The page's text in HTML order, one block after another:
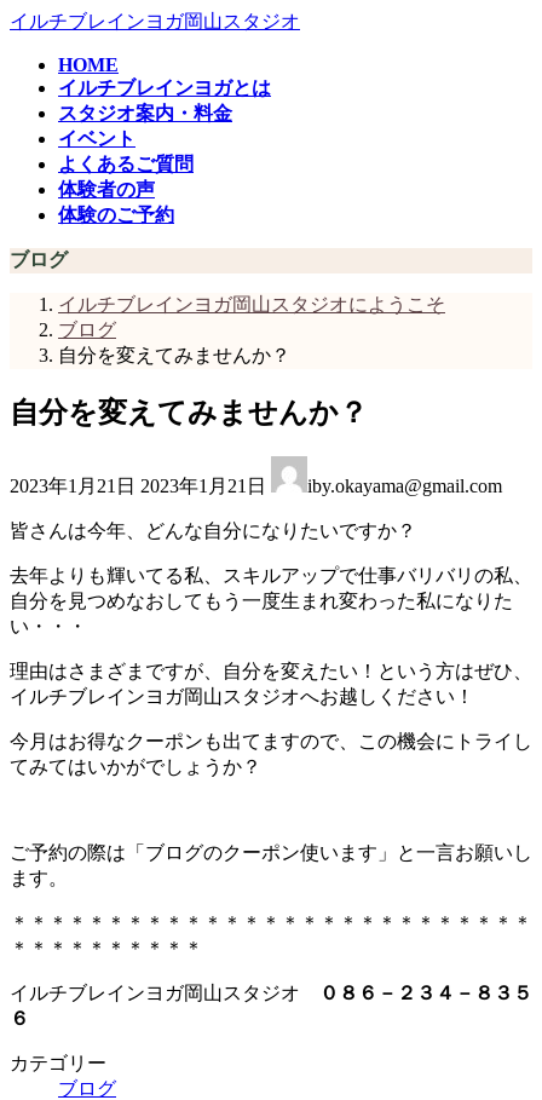
コ
プ
ナ
動
イルチブレインヨガ岡山スタジオ
HOME
イルチブレインヨガとは
スタジオ案内・料金
イベント
よくあるご質問
体験者の声
体験のご予約
ブログ
イルチブレインヨガ岡山スタジオにようこそ
ブログ
自分を変えてみませんか？
自分を変えてみませんか？
2023年1月21日 終
新
日
時
2023年1月21日 iby.okayama@gmail.com
皆さんは今年、どんな自分になりたいですか？
去年よりも輝いてる私、スキルアップで仕事バリバリの私、
自分を見つめなおしてもう一度生まれ変わった私になりた
い・・・
理由はさまざまですが、自分を変えたい！という方はぜひ、
イルチブレインヨガ岡山スタジオへお越しください！
今月はお得なクーポンも出てますので、この機会にトライし
てみてはいかがでしょうか？
ご予約の際は「ブログのクーポン使います」と一言お願いし
ます。
＊＊＊＊＊＊＊＊＊＊＊＊＊＊＊＊＊＊＊＊＊＊＊＊＊＊＊
＊＊＊＊＊＊＊＊＊＊
イルチブレインヨガ岡山スタジオ
０８６－２３４－８３５
６
カテゴリー
ブログ